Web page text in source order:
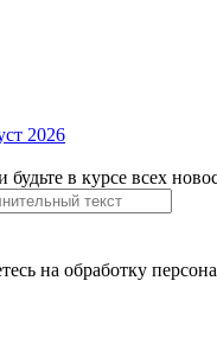
2026
в курсе всех
на обработку